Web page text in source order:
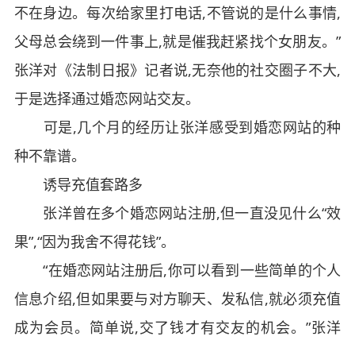
不在身边。每次给家里打电话,不管说的是什么事情,
父母总会绕到一件事上,就是催我赶紧找个女朋友。”
张洋对《法制日报》记者说,无奈他的社交圈子不大,
于是选择通过婚恋网站交友。
可是,几个月的经历让张洋感受到婚恋网站的种
种不靠谱。
诱导充值套路多
张洋曾在多个婚恋网站注册,但一直没见什么“效
果”,“因为我舍不得花钱”。
“在婚恋网站注册后,你可以看到一些简单的个人
信息介绍,但如果要与对方聊天、发私信,就必须充值
成为会员。简单说,交了钱才有交友的机会。”张洋